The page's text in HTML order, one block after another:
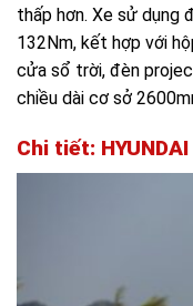
thấp hơn. Xe sử dụng
132Nm, kết hợp với
cửa sổ trời, đèn
chiều dài cơ sở
Chi tiết: HYUNDAI